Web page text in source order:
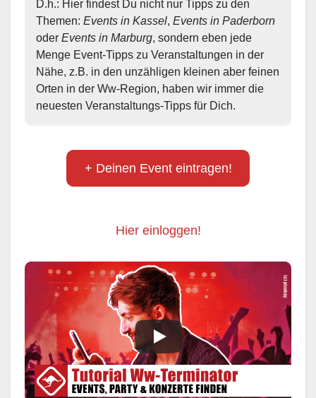
D.h.: Hier findest Du nicht nur Tipps zu den
Themen: Events in Kassel, Events in Paderborn
oder Events in Marburg, sondern eben jede
Menge Event-Tipps zu Veranstaltungen in der
Nähe, z.B. in den unzähligen kleinen aber feinen
Orten in der Ww-Region, haben wir immer die
neuesten Veranstaltungs-Tipps für Dich.
+ Deinen Event eintragen!
Hier einloggen!